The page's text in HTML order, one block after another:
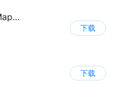
实时台风路径iMap天气
下载
下载